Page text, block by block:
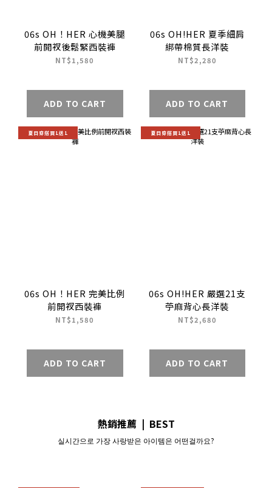
06s OH！HER 心機美腿
前開衩後鬆緊西裝褲
NT$1,580
ADD TO CART
06s OH!HER 夏季細肩
綁帶棉質長洋裝
NT$2,280
ADD TO CART
夏日穿搭買1送1
06s OH！HER 完美比例
前開衩西裝褲
NT$1,580
ADD TO CART
夏日穿搭買1送1
06s OH!HER 嚴選21支
苧麻背心長洋裝
NT$2,680
ADD TO CART
熱銷推薦 | BEST
실시간으로 가장 사랑받은 아이템은 어떤걸까요?